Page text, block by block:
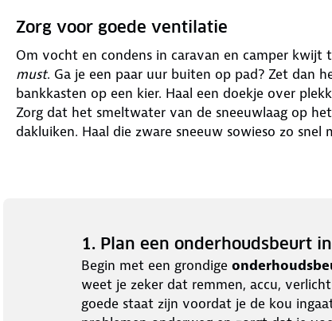
Zorg voor goede ventilatie
Om vocht en condens in caravan en camper kwijt
must. Ga je een paar uur buiten op pad? Zet dan
bankkasten op een kier. Haal een doekje over
Zorg dat het smeltwater van de sneeuwlaag op
dakluiken. Haal die zware sneeuw sowieso zo
1. Plan een onderhoudsbeurt in
Begin met een grondige
weet je zeker dat remmen, accu,
goede staat zijn voordat je de kou